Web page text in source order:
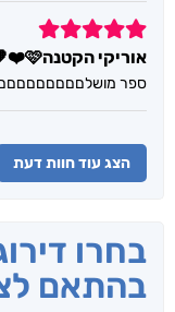
5
אוריקי הקטנה🩷❤️🧡💛
ספר מושלםםםםםםםםםםם
הצג עוד חוות דעת
בחרו
בהתאם